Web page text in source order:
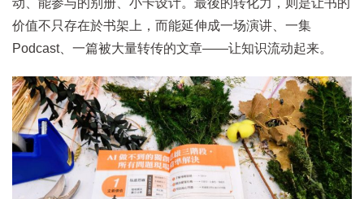
动、能参与的别册、小卡设计。最後的转化力，则是让书的
价值不只存在於书架上，而能延伸成一场演讲、一集
Podcast、一篇被大量转传的文章——让知识流动起来。